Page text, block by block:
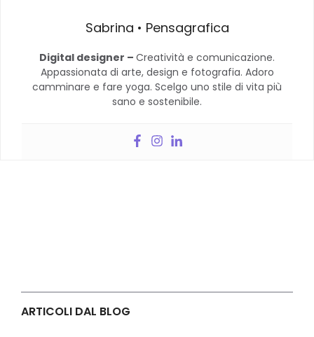
Sabrina • Pensagrafica
Digital designer – Creatività e comunicazione.
Appassionata di arte, design e fotografia. Adoro
camminare e fare yoga. Scelgo uno stile di vita più
sano e sostenibile.
ARTICOLI DAL BLOG